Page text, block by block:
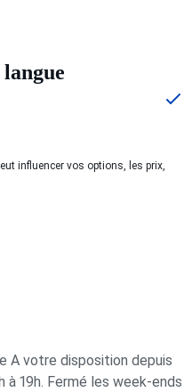
langue
influencer vos options, les prix,
A votre disposition depuis
à 19h. Fermé les week-ends